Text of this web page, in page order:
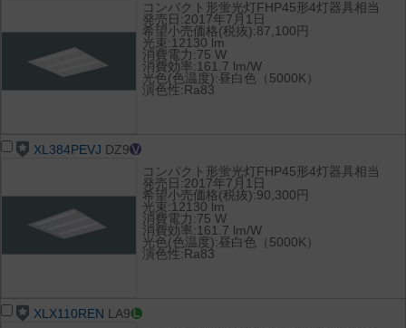
コンパクト形蛍光灯FHP45形4灯器具相当
発売日:2017年7月1日
希望小売価格(税抜):87,100円
光束:12130 lm
消費電力:75 W
消費効率:161.7 lm/W
光色(色温度):昼白色（5000K）
演色性:Ra83
XL384PEVJ DZ9
コンパクト形蛍光灯FHP45形4灯器具相当
発売日:2017年7月1日
希望小売価格(税抜):90,300円
光束:12130 lm
消費電力:75 W
消費効率:161.7 lm/W
光色(色温度):昼白色（5000K）
演色性:Ra83
XLX110REN LA9